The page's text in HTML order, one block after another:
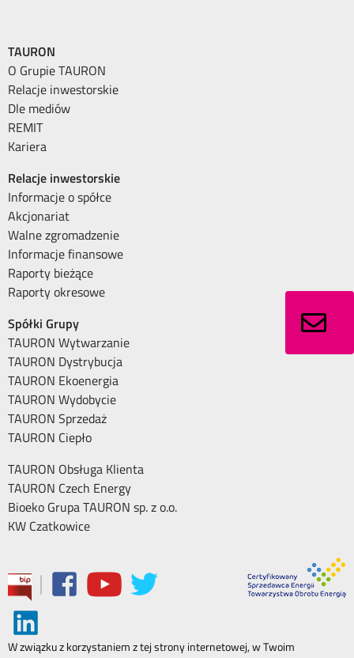
TAURON
O Grupie TAURON
Relacje inwestorskie
Dle mediów
REMIT
Kariera
Relacje inwestorskie
Informacje o spółce
Akcjonariat
Walne zgromadzenie
Informacje finansowe
Raporty bieżące
Raporty okresowe
Spółki Grupy
TAURON Wytwarzanie
TAURON Dystrybucja
TAURON Ekoenergia
TAURON Wydobycie
TAURON Sprzedaż
TAURON Ciepło
TAURON Obsługa Klienta
TAURON Czech Energy
Bioeko Grupa TAURON sp. z o.o.
KW Czatkowice
|
W związku z korzystaniem z tej strony internetowej, w Twoim